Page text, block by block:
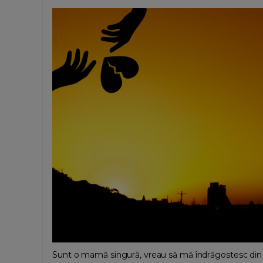
Sunt o mamă singură, vreau să mă îndrăgostesc